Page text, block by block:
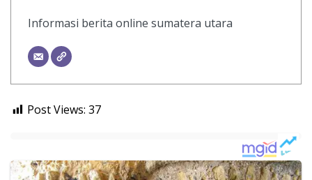
Informasi berita online sumatera utara
Post Views: 37